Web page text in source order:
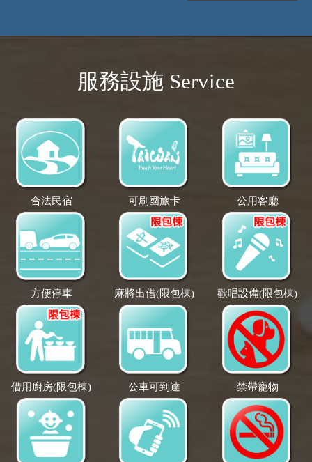
服務設施 Service
合法民宿 可刷國旅卡 公用客廳
方便停車 麻將出借(限包棟) 歡唱設備(限包棟)
借用廚房(限包棟) 公車可到達 禁帶寵物